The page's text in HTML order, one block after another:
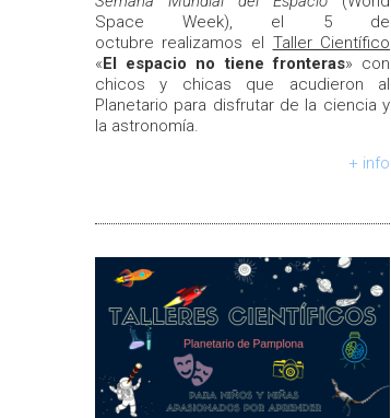
Space Week), el 5 de
octubre realizamos el Taller Científico
«El espacio no tiene fronteras» con
chicos y chicas que acudieron al
Planetario para disfrutar de la ciencia y
la astronomía.
+ info